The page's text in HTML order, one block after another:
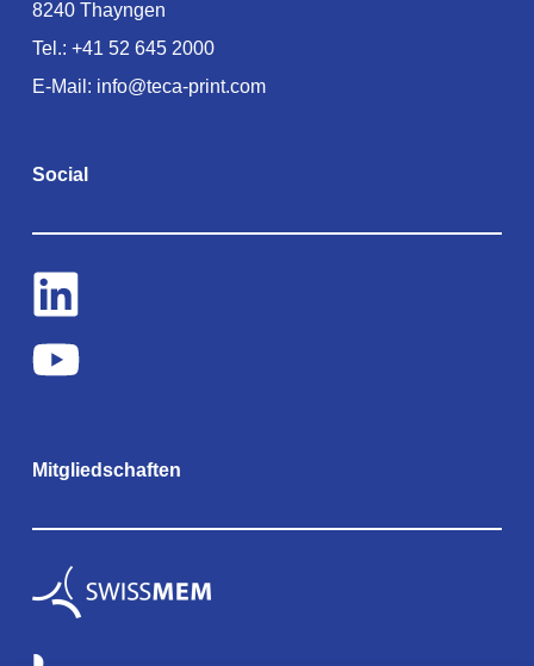
8240 Thayngen
Tel.: +41 52 645 2000
E-Mail: info@teca-print.com
Social
Mitgliedschaften